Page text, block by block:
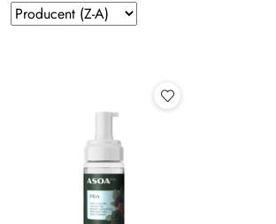
Zastosowano
sortowanie:
Sortuj
według